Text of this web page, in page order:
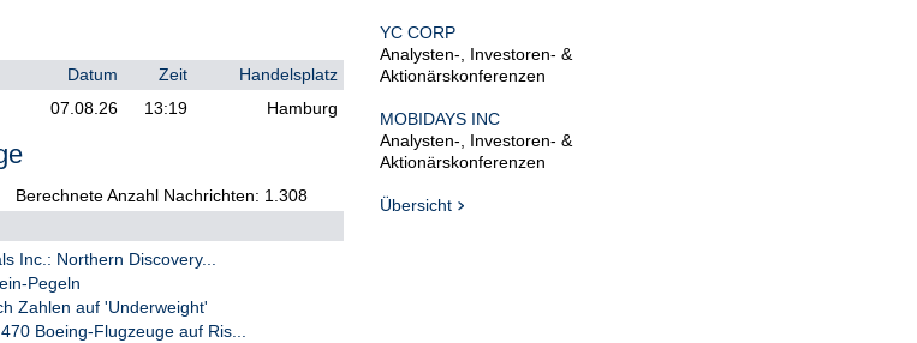
sowie sein Lizenzagent BF
im Bereich
Die Patente
dem Bau moderner
im Bereich der
die NVIDIA dazu
seines
in Europa zu
Informationen über die
Schadenersatz gefordert.
Datum Zeit
Handelsplatz
07.08.26 13:19 Hamburg
Berechnete Anzahl Nachrichten: 1.308
Inc.: Northern Discovery...
Pegeln
Zahlen auf 'Underweight'
Boeing-Flugzeuge auf Ris...
YC CORP
Analysten-, Investoren- &
Aktionärskonferenzen
MOBIDAYS INC
Analysten-, Investoren- &
Aktionärskonferenzen
Übersicht